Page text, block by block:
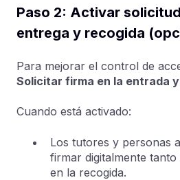
Paso 2: Activar
entrega y recogida
Para mejorar el control de
Solicitar firma en la entrada
Cuando está activado:
Los tutores y personas
firmar digitalmente
en la recogida.